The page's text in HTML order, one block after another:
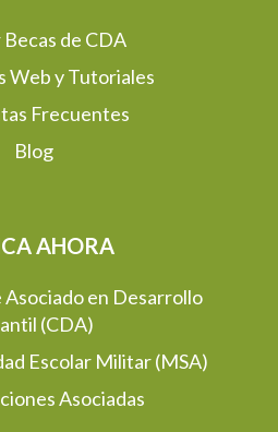
Becas de CDA
Web y Tutoriales
Frecuentes
Blog
AHORA
Asociado en Desarrollo
(CDA)
Escolar Militar (MSA)
Asociadas